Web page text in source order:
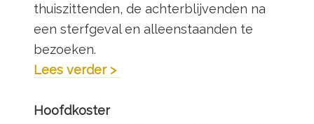
thuiszittenden, de achterblijvenden na
een sterfgeval en alleenstaanden te
bezoeken.
Lees verder >
Hoofdkoster